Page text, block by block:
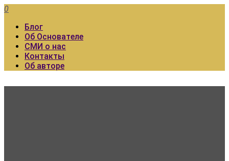
0
Блог
Об Основателе
СМИ о нас
Контакты
Об авторе